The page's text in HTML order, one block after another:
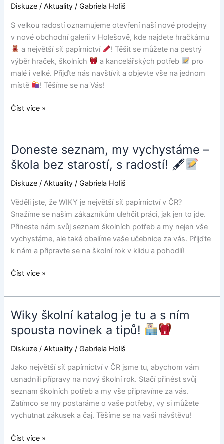
Diskuze /Aktuality / Gabriela Holiš
S velkou radostí oznamujeme otevření naší nové prodejny
v nové obchodní galerii v Holešově, kde najdete hračkárnu
a největší síť papírnictví
! Těšit se můžete na pestrý
výběr hraček, školních
a kancelářských potřeb
pro
malé i velké. Přijďte nás navštívit a objevte vše na jednom
místě
! Těšíme se na Vás!
Vás
v
Holešově!
Číst více »
Doneste seznam, my vychystáme –
škola bez starostí, s radostí! 🖋
Diskuze /Aktuality / Gabriela Holiš
Věděli jste, že WIKY je největší síť papírnictví v ČR?
Snažíme se našim zákazníkům ulehčit práci, jak jen to jde.
Přineste nám svůj seznam školních potřeb a my nejen vše
vychystáme, ale také obalíme vaše učebnice za vás. Přijďte
k nám a připravte se na školní rok v klidu a pohodlí!
Doneste
seznam,
my
vychystáme
škola
bez
starostí,
s
radostí!
🖋
Číst více »
Wiky školní katalog je tu a s ním
spousta novinek a tipů!
Diskuze /Aktuality / Gabriela Holiš
Jako největší síť papírnictví v ČR jsme tu, abychom vám
usnadnili přípravy na nový školní rok. Stačí přinést svůj
seznam školních potřeb a my vše připravíme za vás.
Zatímco se my postaráme o vaše potřeby, vy si můžete
vychutnat zákusek a čaj. Těšíme se na vaši návštěvu!
Wiky
katalog
je
novinek
a
Číst více »